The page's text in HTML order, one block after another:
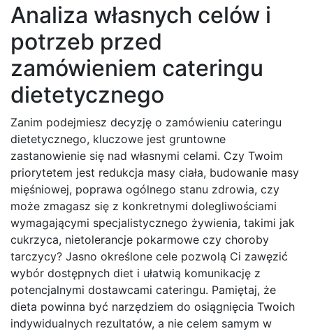
Analiza własnych celów i
potrzeb przed
zamówieniem cateringu
dietetycznego
Zanim podejmiesz decyzję o zamówieniu cateringu
dietetycznego, kluczowe jest gruntowne
zastanowienie się nad własnymi celami. Czy Twoim
priorytetem jest redukcja masy ciała, budowanie masy
mięśniowej, poprawa ogólnego stanu zdrowia, czy
może zmagasz się z konkretnymi dolegliwościami
wymagającymi specjalistycznego żywienia, takimi jak
cukrzyca, nietolerancje pokarmowe czy choroby
tarczycy? Jasno określone cele pozwolą Ci zawęzić
wybór dostępnych diet i ułatwią komunikację z
potencjalnymi dostawcami cateringu. Pamiętaj, że
dieta powinna być narzędziem do osiągnięcia Twoich
indywidualnych rezultatów, a nie celem samym w